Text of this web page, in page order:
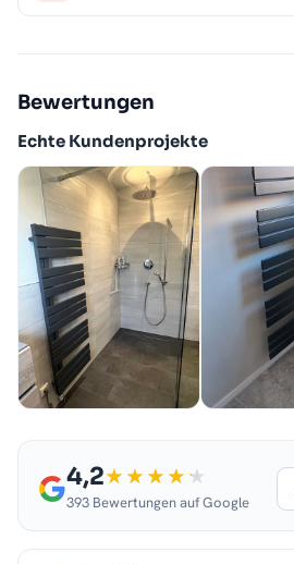
Bewertungen
Echte Kundenprojekte
4,2
393 Bewertungen auf Google